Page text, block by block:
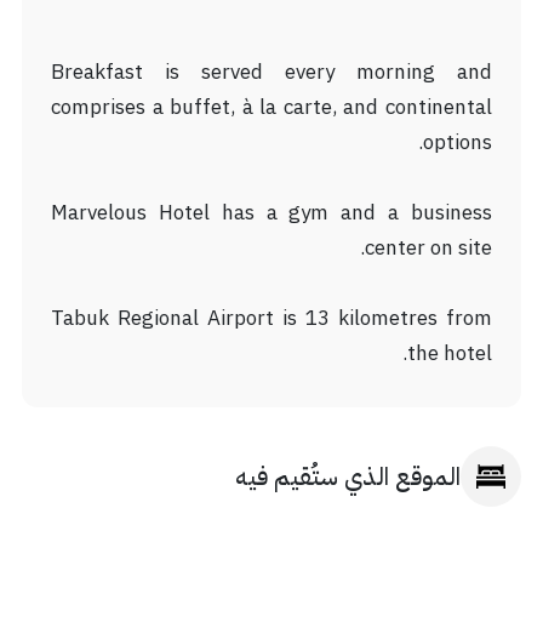
Breakfast is served every morning and
comprises a buffet, à la carte, and continental
options.
Marvelous Hotel has a gym and a business
center on site.
Tabuk Regional Airport is 13 kilometres from
the hotel.
الموقع الذي ستُقيم فيه